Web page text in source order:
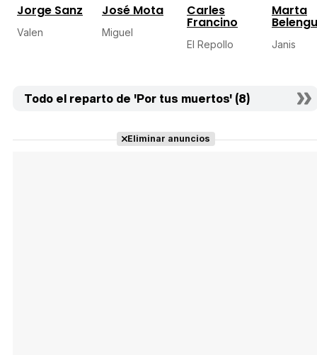
Jorge Sanz
Valen
José Mota
Miguel
Carles
Francino
El Repollo
Marta
Janis
Todo el reparto de 'Por tus muertos' (8)
Eliminar anuncios